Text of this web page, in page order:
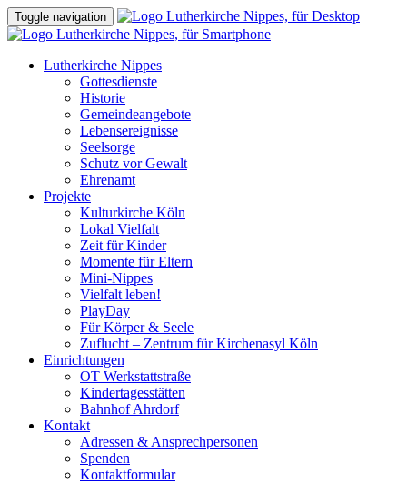
Toggle navigation
Lutherkirche Nippes
Gottesdienste
Historie
Gemeindeangebote
Lebensereignisse
Seelsorge
Schutz vor Gewalt
Ehrenamt
Projekte
Kulturkirche Köln
Lokal Vielfalt
Zeit für Kinder
Momente für Eltern
Mini-Nippes
Vielfalt leben!
PlayDay
Für Körper & Seele
Zuflucht – Zentrum für Kirchenasyl Köln
Einrichtungen
OT Werkstattstraße
Kindertagesstätten
Bahnhof Ahrdorf
Kontakt
Adressen & Ansprechpersonen
Spenden
Kontaktformular